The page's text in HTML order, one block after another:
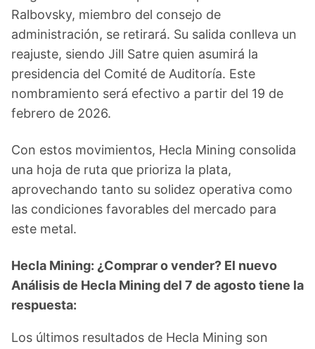
Ralbovsky, miembro del consejo de
administración, se retirará. Su salida conlleva un
reajuste, siendo Jill Satre quien asumirá la
presidencia del Comité de Auditoría. Este
nombramiento será efectivo a partir del 19 de
febrero de 2026.
Con estos movimientos, Hecla Mining consolida
una hoja de ruta que prioriza la plata,
aprovechando tanto su solidez operativa como
las condiciones favorables del mercado para
este metal.
Hecla Mining: ¿Comprar o vender? El nuevo
Análisis de Hecla Mining del 7 de agosto tiene la
respuesta:
Los últimos resultados de Hecla Mining son